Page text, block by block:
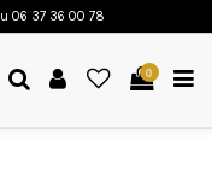
u 06 37 36 00 78
0